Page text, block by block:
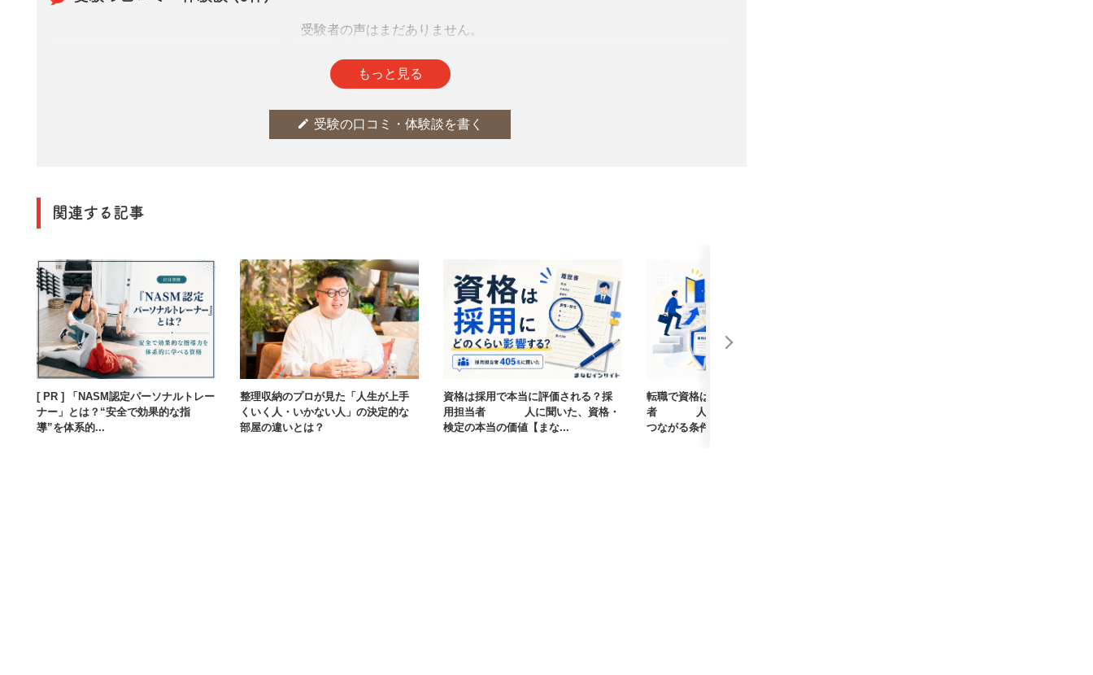
受験者の声はまだありません。
もっと見る
edit 受験の口コミ・体験談を書く
関連する記事
[ PR ] 「NASM認定パーソナルトレー
ナー」とは？“安全で効果的な指
導”を体系的...
整理収納のプロが見た「人生が上手
くいく人・いかない人」の決定的な
部屋の違いとは？
資格は採用で本当に評価される？採
用担当者405人に聞いた、資格・
検定の本当の価値【まな...
転職で資格は武器になる？採用担当
者405人に聞いた、資格が評価に
つながる条件【まなびイ...